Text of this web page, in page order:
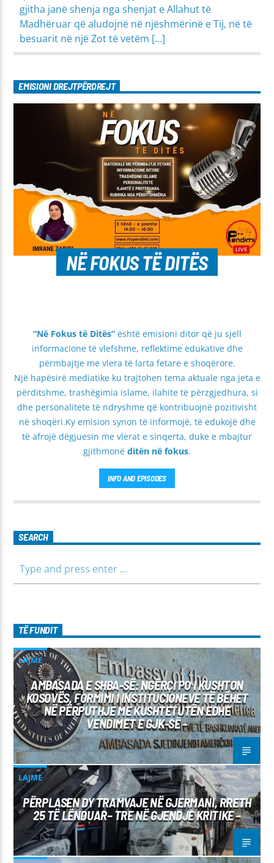
gjitha janë shenja nga shenjat e Allahut të
Madhëruar që aludojnë në njëshmërinë e Tij, në të
besuarit në një Zot të vetëm […]
EMISIONI DREJTPËRDREJT
NË FOKUS TË DITËS
“Në Fokus të Ditës”është emisioni ditor që ju sjell
informacione të vlefshme, reflektime edukative dhe
përmbajtje me vlera të larta fetare e shoqërore.
Një hapësirë mediatike ku trajtohen tema aktuale nga jeta e
përditshme, trashëgimia islame, ilahite të përzgjedhura, si
dhe personalitete të ndryshme që kontribuojnë pozitivisht
në shoqëri.Ky emision synon të informojë, të edukojë dhe
të afrojë dëgjuesin me vlerat e sinqerta, duke e mbajtur
gjithmonë ditën në fokus.
INFO AND EPISODES
SEARCH
TË FUNDIT
LAJME
AMBASADA E SHBA-SË: NGËRÇI PO I KUSHTON
KOSOVËS, FORMIMI I INSTITUCIONEVE TË BËHET
NË PËRPUTHJE ME KUSHTETUTËN EDHE
VENDIMET E GJK-SË –
LAJME
PËRPLASEN DY TRAMVAJE NË GJERMANI, RRETH
25 TË LËNDUAR– TRE NË GJENDJE KRITIKE –